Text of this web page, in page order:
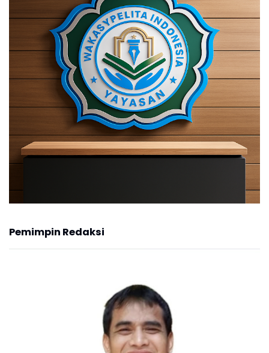
Pemimpin Redaksi